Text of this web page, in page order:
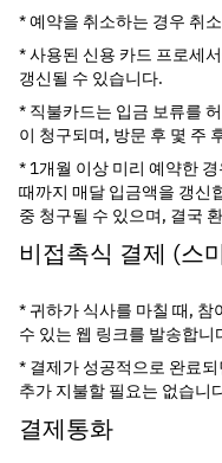
* 예약을 취소하는 경우 취
* 사용된 신용 카드 프로세
갱신될 수 있습니다.
* 직불카드는 입금 보류를
이 청구되며, 방문 후 몇 주
* 1개월 이상 미리 예약한
때까지 매달 입금액을 갱신
중 청구될 수 있으며, 결국
비접촉식 결제 (스
* 귀하가 식사를 마칠 때,
수 있는 웹 링크를 발송합
* 결제가 성공적으로 완료
추가 지불할 필요는 없습니
결제통화